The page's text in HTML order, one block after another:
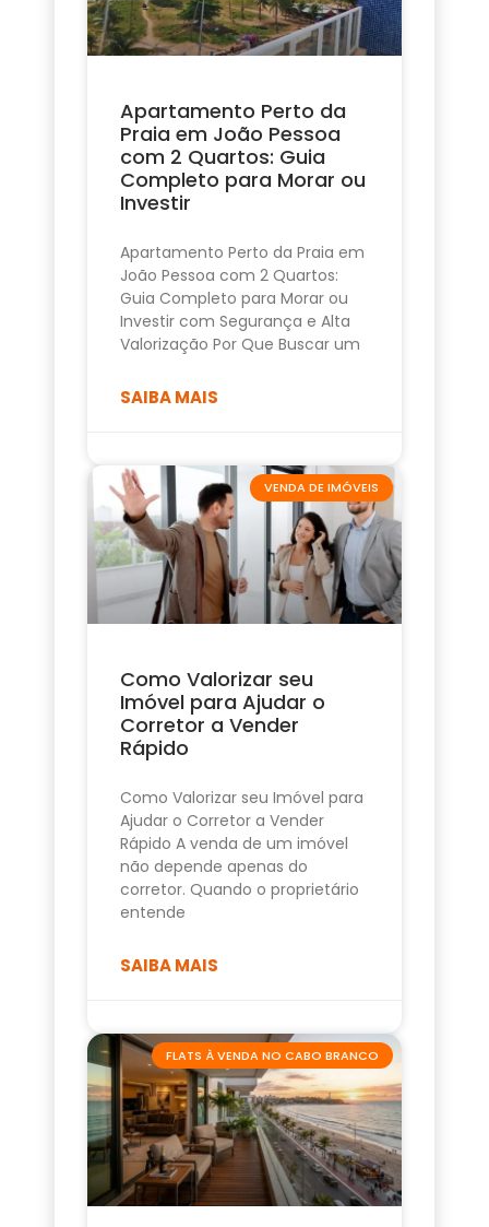
Apartamento Perto da
Praia em João Pessoa
com 2 Quartos: Guia
Completo para Morar ou
Investir
Apartamento Perto da Praia em
João Pessoa com 2 Quartos:
Guia Completo para Morar ou
Investir com Segurança e Alta
Valorização Por Que Buscar um
SAIBA MAIS
VENDA DE IMÓVEIS
Como Valorizar seu
Imóvel para Ajudar o
Corretor a Vender
Rápido
Como Valorizar seu Imóvel para
Ajudar o Corretor a Vender
Rápido A venda de um imóvel
não depende apenas do
corretor. Quando o proprietário
entende
SAIBA MAIS
FLATS À VENDA NO CABO BRANCO